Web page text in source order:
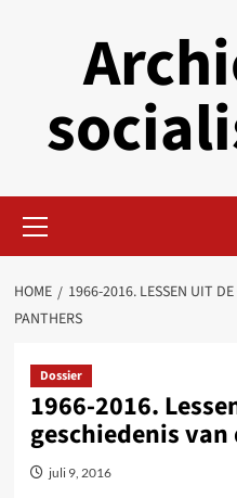
Menu
HOME
1966-2016. LESSEN UIT
PANTHERS
Dossier
1966-2016.
geschiedenis
juli 9, 2016